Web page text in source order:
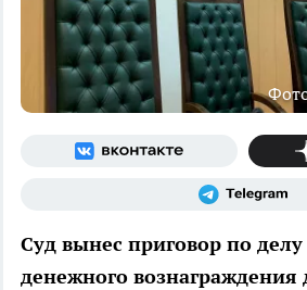
Суд вынес приговор по делу
денежного